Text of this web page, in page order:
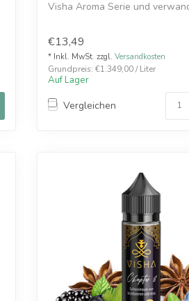
Visha Aroma Serie und
€13,49
* Inkl. MwSt. zzgl. Versandkosten
Grundpreis: €1.349,00 / Liter
Auf Lager
Vergleichen